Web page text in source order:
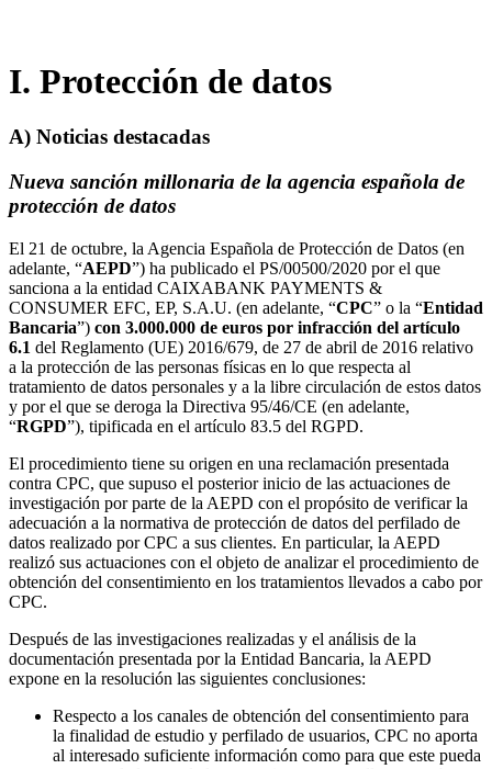
I. Protección de datos
A) Noticias destacadas
Nueva sanción millonaria de la agencia española de
protección de datos
El 21 de octubre, la Agencia Española de Protección de Datos (en
adelante, “AEPD”) ha publicado el PS/00500/2020 por el que
sanciona a la entidad CAIXABANK PAYMENTS &
CONSUMER EFC, EP, S.A.U. (en adelante, “CPC” o la “Entidad
Bancaria”) con 3.000.000 de euros por infracción del artículo
6.1 del Reglamento (UE) 2016/679, de 27 de abril de 2016 relativo
a la protección de las personas físicas en lo que respecta al
tratamiento de datos personales y a la libre circulación de estos datos
y por el que se deroga la Directiva 95/46/CE (en adelante,
“RGPD”), tipificada en el artículo 83.5 del RGPD.
El procedimiento tiene su origen en una reclamación presentada
contra CPC, que supuso el posterior inicio de las actuaciones de
investigación por parte de la AEPD con el propósito de verificar la
adecuación a la normativa de protección de datos del perfilado de
datos realizado por CPC a sus clientes. En particular, la AEPD
realizó sus actuaciones con el objeto de analizar el procedimiento de
obtención del consentimiento en los tratamientos llevados a cabo por
CPC.
Después de las investigaciones realizadas y el análisis de la
documentación presentada por la Entidad Bancaria, la AEPD
expone en la resolución las siguientes conclusiones:
Respecto a los canales de obtención del consentimiento para
la finalidad de estudio y perfilado de usuarios, CPC no aporta
al interesado suficiente información como para que este pueda